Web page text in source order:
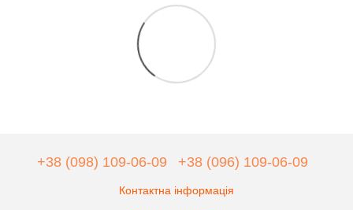
+38 (098) 109-06-09 +38 (096) 109-06-09
Контактна інформація